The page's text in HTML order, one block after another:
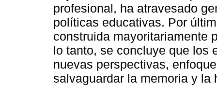
profesional, ha atravesado
políticas educativas. Por
construida mayoritariamente
lo tanto, se concluye que los
nuevas perspectivas,
salvaguardar la memoria y la